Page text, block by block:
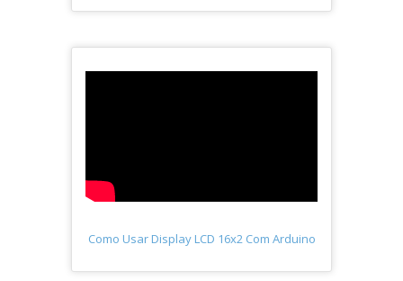
Como Usar Display LCD 16x2 Com Arduino